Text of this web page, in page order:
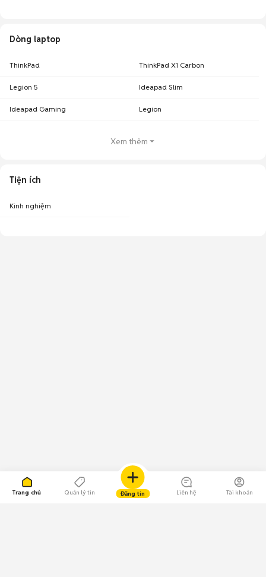
Trang chủ Quản lý tin Đăng tin Liên hệ Tài khoản
Dòng laptop
ThinkPad ThinkPad X1 Carbon
Legion 5 Ideapad Slim
Ideapad Gaming Legion
Xem thêm
Tiện ích
Kinh nghiệm